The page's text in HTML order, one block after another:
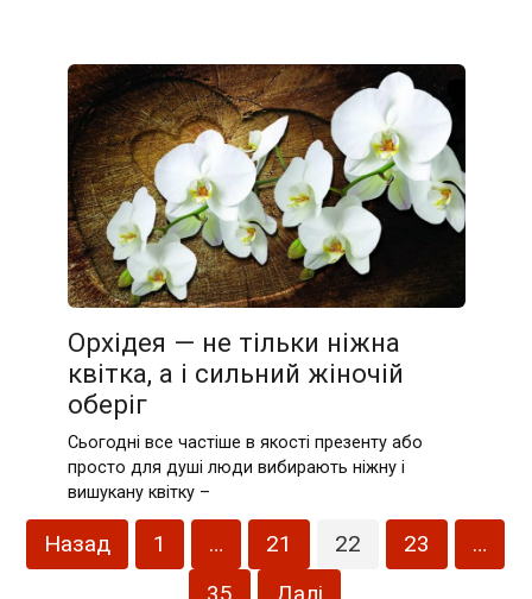
Орхідея — не тільки ніжна
квітка, а і сильний жіночій
оберіг
Сьогодні все частіше в якості презенту або
просто для душі люди вибирають ніжну і
вишукану квітку –
Пагінація
Назад 1 … 21 22 23
…
35
Далі